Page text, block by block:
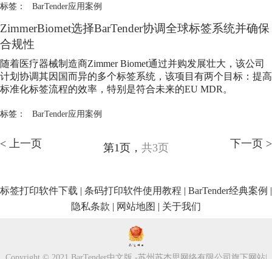
标签： BarTender应用案例
ZimmerBiomet选择BarTender协调全球标签系统并确保
合规性
随着医疗器械制造商Zimmer Biomet通过并购发展壮大，该公司
计划协调其因国而异的多个标签系统，该项目有两个目标：提高
标准化标签流程的效率，特别是符合未来的EU MDR。
标签： BarTender应用案例
< 上一页 第1页， 共3页 下一页 >
标签打印软件下载 条码打印软件使用教程 BarTender经典案例
隐私条款
网站地图 关于我们
Copyright © 2021 BarTender中文版 -苏州苏杰思网络有限公司旗下网站|